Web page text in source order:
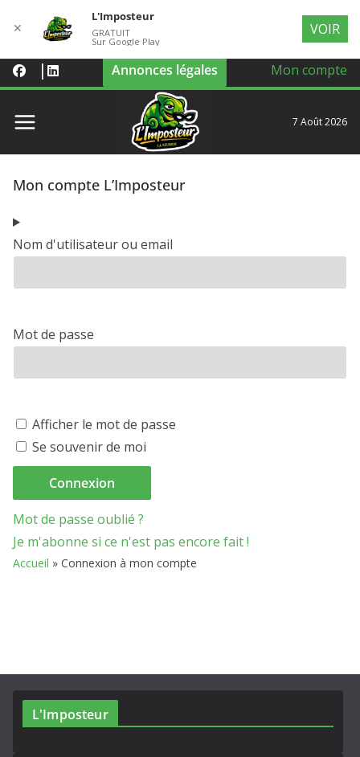
Annonces légales Mon compte
7 Août 2026
Mon compte L’Imposteur
Nom d'utilisateur ou email
Mot de passe
Afficher le mot de passe
Se souvenir de moi
Mot de passe oublié ?
Je m'abonne si ce n'est pas encore fait !
Accueil » Connexion à mon compte
L'Imposteur
✕
L'Imposteur
GRATUIT
Sur Google Play
VOIR